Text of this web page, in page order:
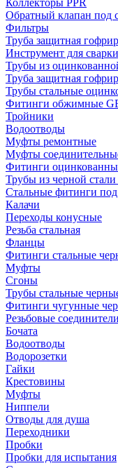
Обратный клапан под
Фильтры
Труба защитная
Инструмент для
Трубы из
Труба защитная
Трубы стальные
Фитинги обжимные
Тройники
Водоотводы
Муфты ремонтные
Муфты
Фитинги
Трубы из черной
Стальные фитинги под
Калачи
Переходы конусные
Резьба стальная
Фланцы
Фитинги стальные
Муфты
Сгоны
Трубы стальные
Фитинги чугунные
Резьбовые
Бочата
Водоотводы
Водорозетки
Гайки
Крестовины
Муфты
Ниппели
Отводы для душа
Переходники
Пробки
Пробки для испытания